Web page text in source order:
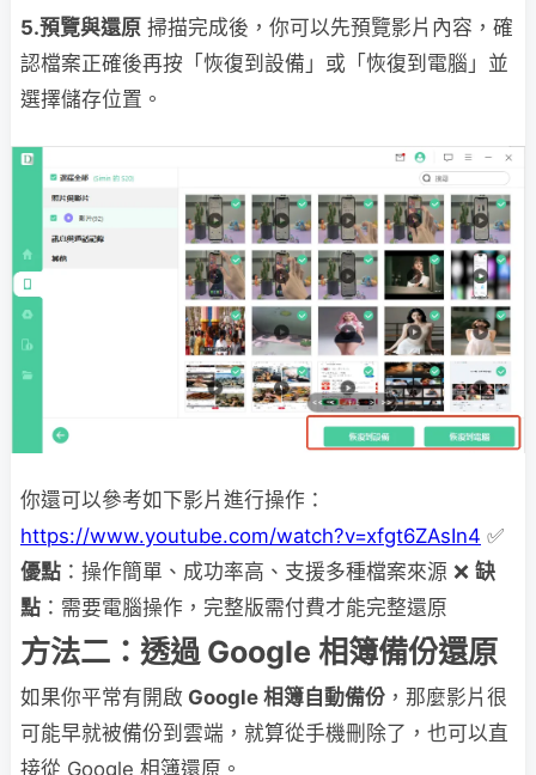
5.預覽與還原 掃描完成後，你可以先預覽影片內容，確
認檔案正確後再按「恢復到設備」或「恢復到電腦」並
選擇儲存位置。
你還可以參考如下影片進行操作：
https://www.youtube.com/watch?v=xfgt6ZAsIn4 ✅
優點 ：操作簡單、成功率高、支援多種檔案來源 ❌ 缺
點 ：需要電腦操作，完整版需付費才能完整還原
方法二：透過 Google 相簿備份還原
如果你平常有開啟 Google 相簿自動備份 ，那麼影片很
可能早就被備份到雲端，就算從手機刪除了，也可以直
接從 Google 相簿還原。